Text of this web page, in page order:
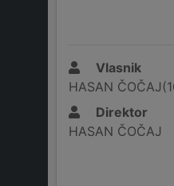
Vlasnik
HASAN
Direktor
HASAN ČOČAJ